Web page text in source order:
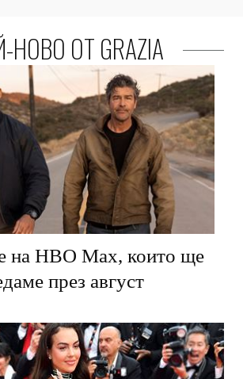
НОВО ОТ GRAZIA
на HBO Max, които ще
през август